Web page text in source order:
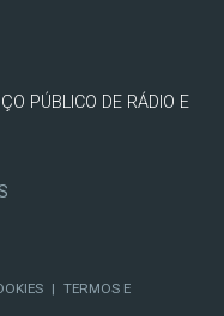
PÚBLICO DE RÁDIO E
| TERMOS E